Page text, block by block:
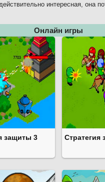
интересная, она
Онлайн игры
защиты 3 Стратегия